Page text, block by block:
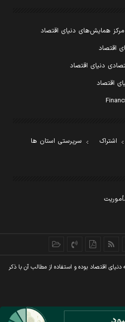
مرکز همایش‌های دنیای اقتصاد
اقتصاد
دنیای اقتصاد
اقتصاد
اشتراک
سرپرستی استان ها
اقتصاد بوده و استفاده از مطالب آن با ذکر